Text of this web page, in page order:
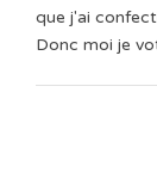
que j'ai
Donc moi je